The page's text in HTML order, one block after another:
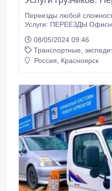
Переезды любой
Услуги: ПЕРЕЕЗДЫ
Дачный переезд
мебели Перевозка пианино, рояля
антиквариата
08/05/2024 09:46
Транспортные,
Россия, Красноярск